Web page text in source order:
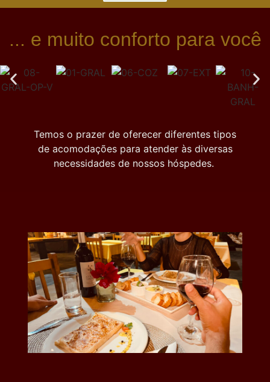
... e muito conforto para você
Temos o prazer de oferecer diferentes tipos
de acomodações para atender às diversas
necessidades de nossos hóspedes.